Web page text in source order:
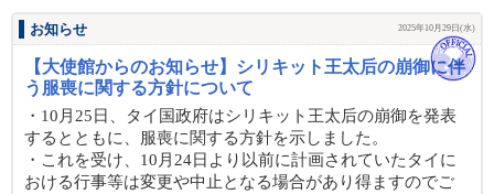
お知らせ 2025年10月29日(水)
【大使館からのお知らせ】シリキット王太后の崩御に伴
う服喪に関する方針について
・10月25日、タイ国政府はシリキット王太后の崩御を発表
するとともに、服喪に関する方針を示しました。
・これを受け、10月24日より以前に計画されていたタイに
おける行事等は変更や中止となる場合があり得ますのでご